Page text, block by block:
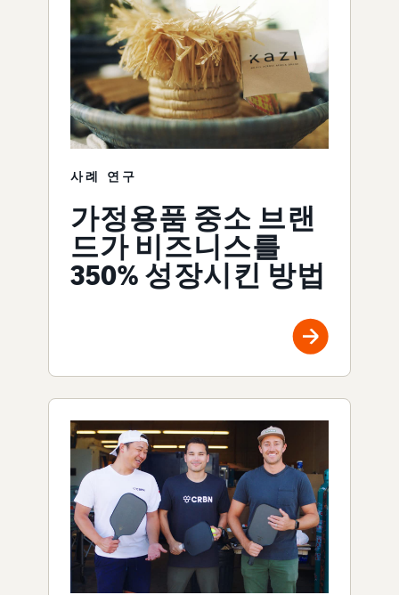
사례 연구
가정용품 중소 브랜
드가 비즈니스를
350% 성장시킨 방법